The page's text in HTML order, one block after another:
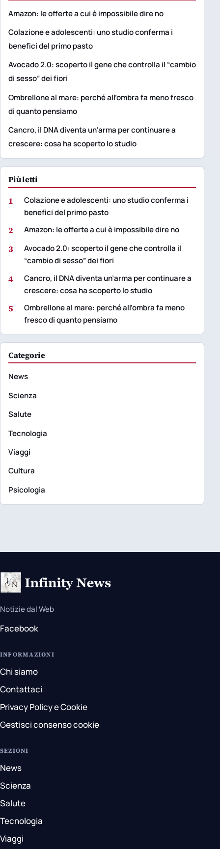
Amazon: le offerte a cui è impossibile dire no
Colazione e adolescenti: uno studio conferma i
benefici del primo pasto
Avocado 2.0: scoperto il gene che controlla il “cambio
di sesso” dei fiori
Ombrellone al mare: perché all’ombra fa meno fresco
di quanto pensiamo
Cancro, il DNA diventa un’arma per continuare a
crescere: cosa ha scoperto lo studio
Più letti
1
Colazione e adolescenti: uno studio conferma i
benefici del primo pasto
2 Amazon: le offerte a cui è impossibile dire no
3
Avocado 2.0: scoperto il gene che controlla il
“cambio di sesso” dei fiori
4
Cancro, il DNA diventa un’arma per continuare a
crescere: cosa ha scoperto lo studio
5
Ombrellone al mare: perché all’ombra fa meno
fresco di quanto pensiamo
Categorie
News
Scienza
Salute
Tecnologia
Viaggi
Cultura
Psicologia
Notizie dal Web
Facebook
INFORMAZIONI
Chi siamo
Contattaci
Privacy Policy e Cookie
Gestisci consenso cookie
SEZIONI
News
Scienza
Salute
Tecnologia
Viaggi